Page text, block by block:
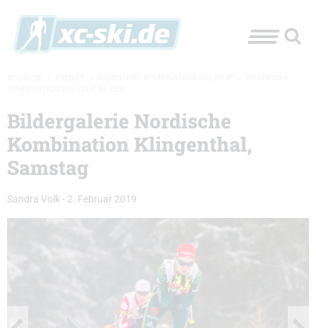
Bildergalerie Nordische
Kombination Klingenthal,
Samstag
Sandra Volk- 2. Februar 2019